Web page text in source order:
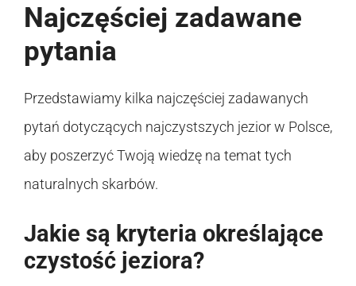
Najczęściej zadawane
pytania
Przedstawiamy kilka najczęściej zadawanych
pytań dotyczących najczystszych jezior w Polsce,
aby poszerzyć Twoją wiedzę na temat tych
naturalnych skarbów.
Jakie są kryteria określające
czystość jeziora?